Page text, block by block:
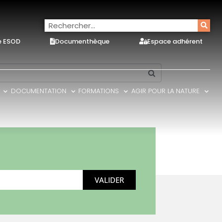
Documenthèque
Espace adhérent
DOCUMENTATION FORMATIONS AGIR POUR LA NATURE
VALIDER